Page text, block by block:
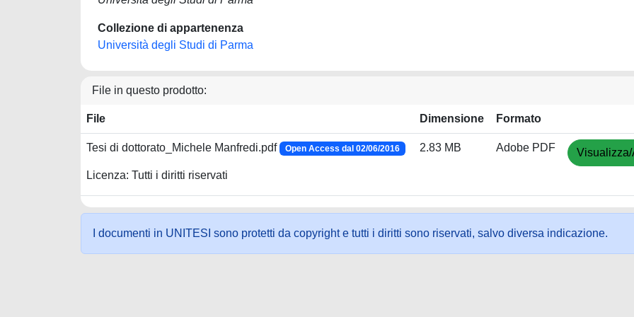
Collezione di appartenenza
Università degli Studi di Parma
File in questo prodotto:
File Dimensione Formato
Tesi di dottorato_Michele Manfredi.pdf Open Access dal 02/06/2016
Licenza: Tutti i diritti riservati
2.83 MB Adobe PDF
I documenti in UNITESI sono protetti da copyright e tutti i diritti sono riservati, salvo diversa indicazione.